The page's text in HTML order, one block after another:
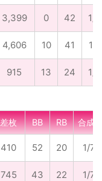
3,399 0 42 1/
4,606 10 41 1/
915 13 24 1/
差枚 BB RB 合成
410 52 20 1/
745 43 22 1/